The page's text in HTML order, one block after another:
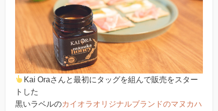
Kai Oraさんと最初にタッグを組んで販売をスター
トした
黒いラベルのカイオラオリジナルブランドのマヌカハ